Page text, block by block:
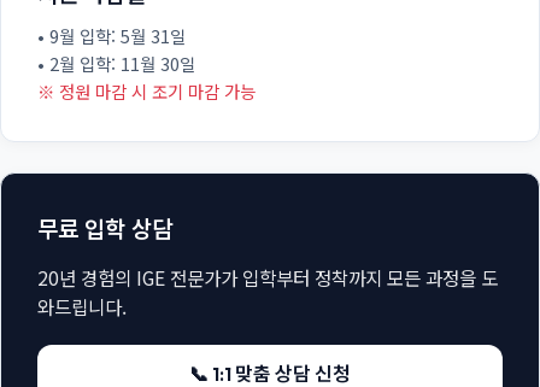
• 9월 입학: 5월 31일
• 2월 입학: 11월 30일
※ 정원 마감 시 조기 마감 가능
무료 입학 상담
20년 경험의 IGE 전문가가 입학부터 정착까지 모든 과정을 도
와드립니다.
📞 1:1 맞춤 상담 신청